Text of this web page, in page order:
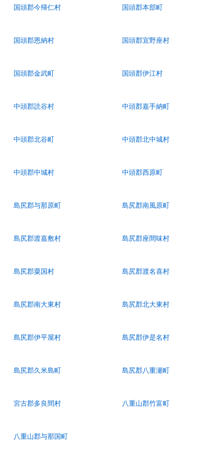
国頭郡今帰仁村 国頭郡本部町
国頭郡恩納村 国頭郡宜野座村
国頭郡金武町 国頭郡伊江村
中頭郡読谷村 中頭郡嘉手納町
中頭郡北谷町 中頭郡北中城村
中頭郡中城村 中頭郡西原町
島尻郡与那原町 島尻郡南風原町
島尻郡渡嘉敷村 島尻郡座間味村
島尻郡粟国村 島尻郡渡名喜村
島尻郡南大東村 島尻郡北大東村
島尻郡伊平屋村 島尻郡伊是名村
島尻郡久米島町 島尻郡八重瀬町
宮古郡多良間村 八重山郡竹富町
八重山郡与那国町